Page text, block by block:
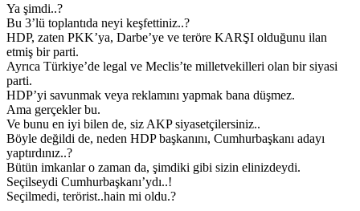
Ya şimdi..?
Bu 3’lü toplantıda neyi keşfettiniz..?
HDP, zaten PKK’ya, Darbe’ye ve teröre KARŞI olduğunu ilan
etmiş bir parti.
Ayrıca Türkiye’de legal ve Meclis’te milletvekilleri olan bir siyasi
parti.
HDP’yi savunmak veya reklamını yapmak bana düşmez.
Ama gerçekler bu.
Ve bunu en iyi bilen de, siz AKP siyasetçilersiniz..
Böyle değildi de, neden HDP başkanını, Cumhurbaşkanı adayı
yaptırdınız..?
Bütün imkanlar o zaman da, şimdiki gibi sizin elinizdeydi.
Seçilseydi Cumhurbaşkanı’ydı..!
Seçilmedi, terörist..hain mi oldu.?